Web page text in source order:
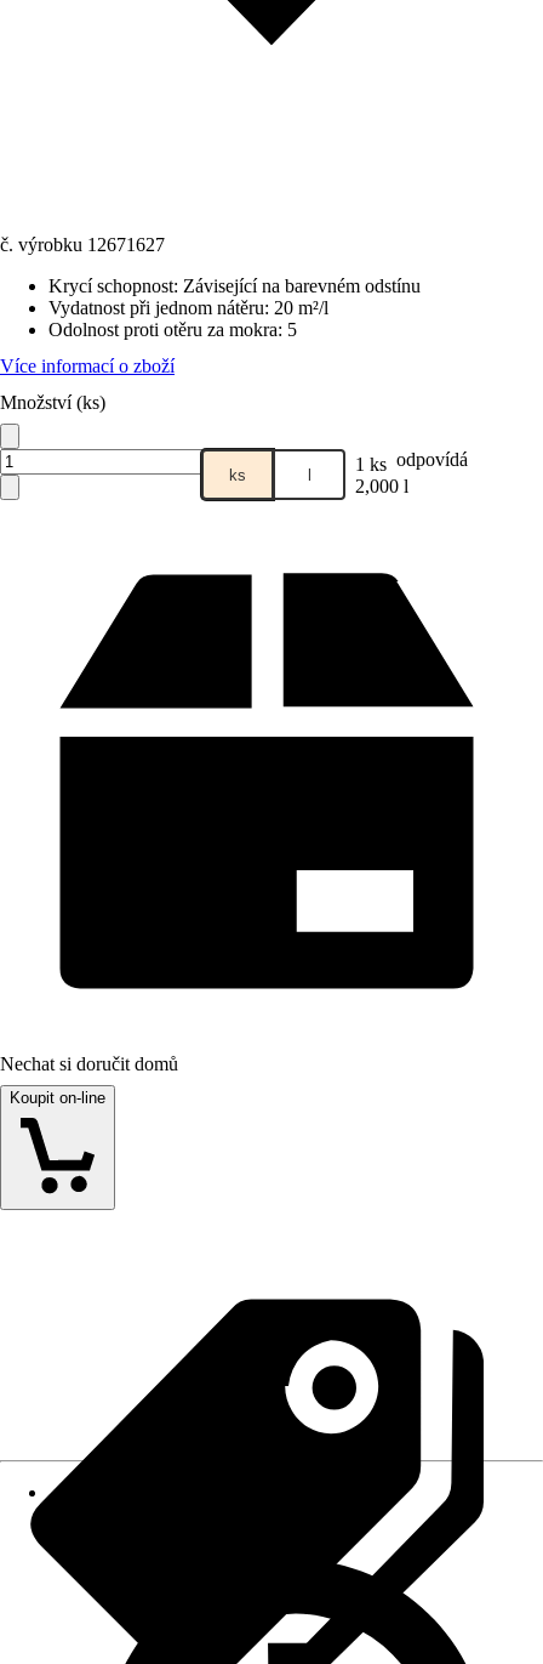
č. výrobku 12671627
Krycí schopnost: Závisející na barevném odstínu
Vydatnost při jednom nátěru: 20 m²/l
Odolnost proti otěru za mokra: 5
Více informací o zboží
Množství (ks)
ks l 1 ks odpovídá
2,000 l
Nechat si doručit domů
Koupit on-line